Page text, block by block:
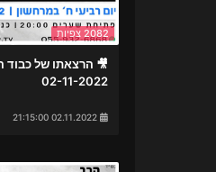
2082 צפיות
🎥 הרצאתו של כבוד
02-11-2022